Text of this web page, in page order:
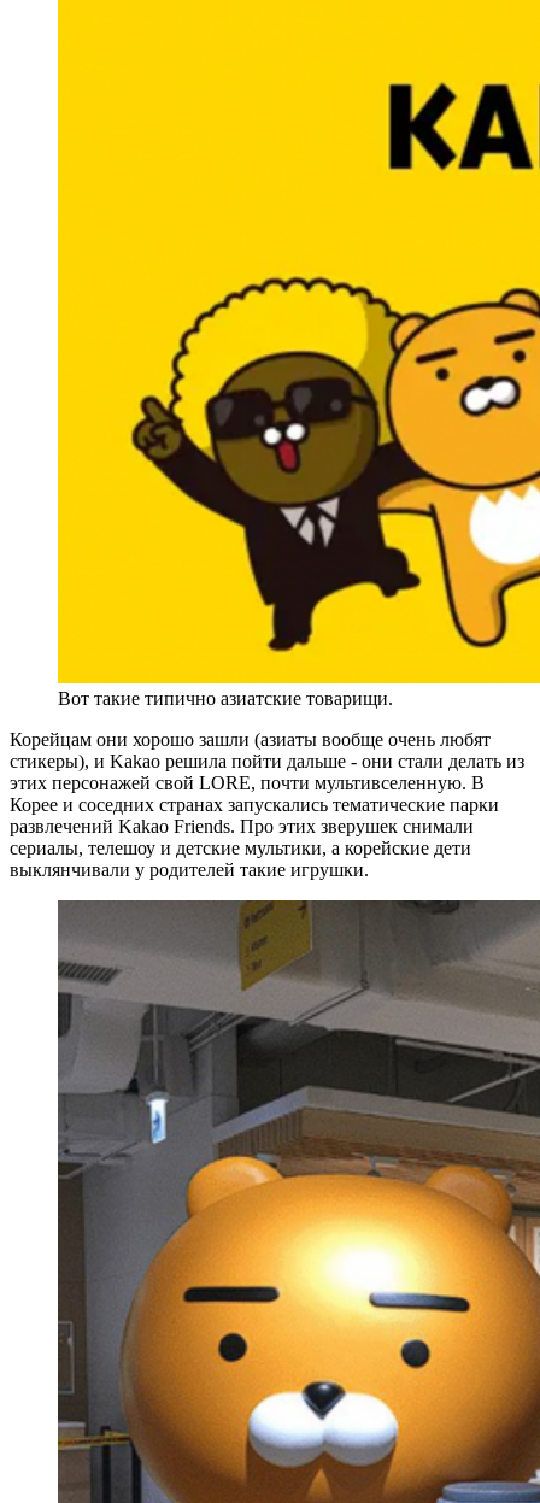
Вот такие типично азиатские товарищи.
Корейцам они хорошо зашли (азиаты вообще очень любят
стикеры), и Kakao решила пойти дальше - они стали делать из
этих персонажей свой LORE, почти мультивселенную. В
Корее и соседних странах запускались тематические парки
развлечений Kakao Friends. Про этих зверушек снимали
сериалы, телешоу и детские мультики, а корейские дети
выклянчивали у родителей такие игрушки.